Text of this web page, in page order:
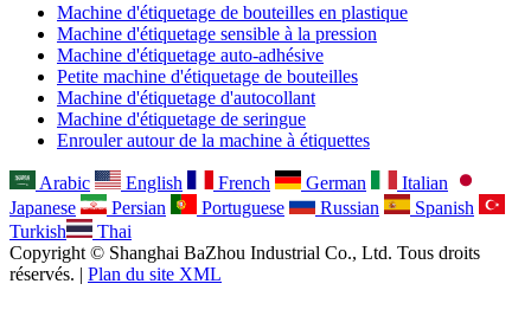
Machine d'étiquetage de bouteilles en plastique
Machine d'étiquetage sensible à la pression
Machine d'étiquetage auto-adhésive
Petite machine d'étiquetage de bouteilles
Machine d'étiquetage d'autocollant
Machine d'étiquetage de seringue
Enrouler autour de la machine à étiquettes
Arabic English French German
Italian
Japanese
Persian Portuguese Russian
Spanish
Turkish
Thai
Copyright © Shanghai BaZhou Industrial Co., Ltd. Tous droits
réservés. | Plan du site XML